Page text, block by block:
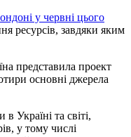
у червні цього
ресурсів, завдяки яким
представила проект
основні джерела
Україні та світі,
у тому числі